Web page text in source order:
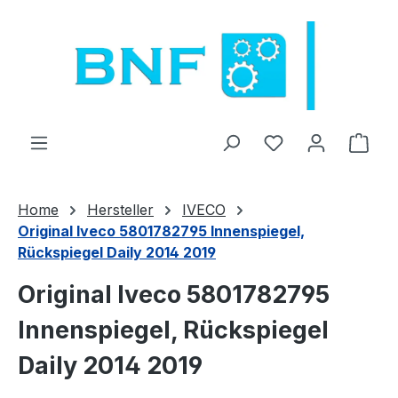
Aveți 0 articole
Home Hersteller
IVECO
Original Iveco 5801782795 Innenspiegel,
Rückspiegel Daily 2014 2019
Original Iveco 5801782795
Innenspiegel, Rückspiegel
Daily 2014 2019